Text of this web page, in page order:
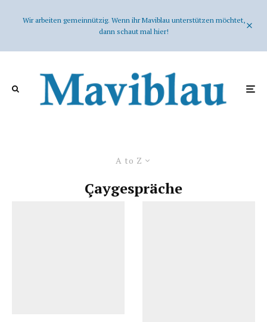
Wir arbeiten gemeinnützig. Wenn ihr Maviblau unterstützen möchtet,
dann schaut mal hier!
A to Z
Çaygespräche